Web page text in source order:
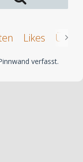
Likes Über
verfasst.